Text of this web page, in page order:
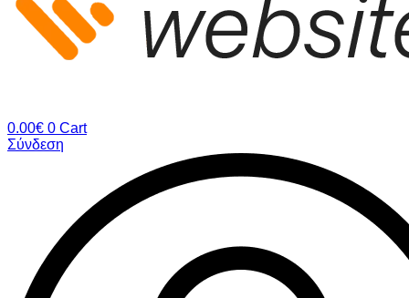
0.00€ 0 Cart
Σύνδεση